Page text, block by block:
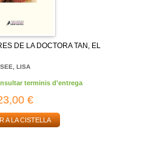
DE LA DOCTORA TAN, EL
SEE, LISA
terminis d'entrega
€
A LA CISTELLA